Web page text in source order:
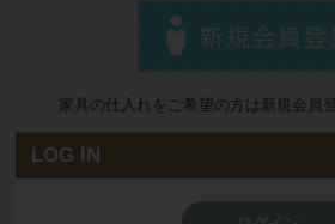
家具の仕入れをご希望の方は新規会員
LOG IN